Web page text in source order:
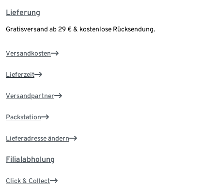
Lieferung
Gratisversand ab 29 € & kostenlose Rücksendung.
Versandkosten
Lieferzeit
Versandpartner
Packstation
Lieferadresse ändern
Filialabholung
Click & Collect